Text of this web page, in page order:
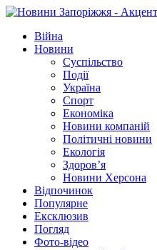
Війна
Новини
Суспільство
Події
Україна
Спорт
Економіка
Новини компаній
Політичні новини
Екологія
Здоров’я
Новини Херсона
Відпочинок
Популярне
Ексклюзив
Погляд
Фото-відео